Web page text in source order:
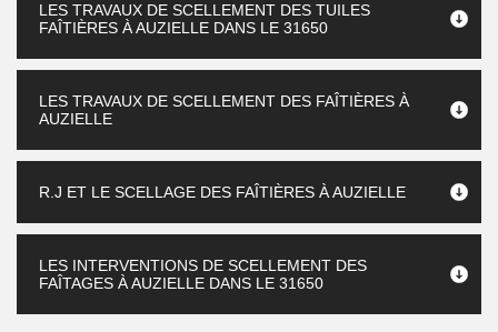
LES TRAVAUX DE SCELLEMENT DES TUILES
FAÎTIÈRES À AUZIELLE DANS LE 31650
LES TRAVAUX DE SCELLEMENT DES FAÎTIÈRES À
AUZIELLE
R.J ET LE SCELLAGE DES FAÎTIÈRES À AUZIELLE
LES INTERVENTIONS DE SCELLEMENT DES
FAÎTAGES À AUZIELLE DANS LE 31650